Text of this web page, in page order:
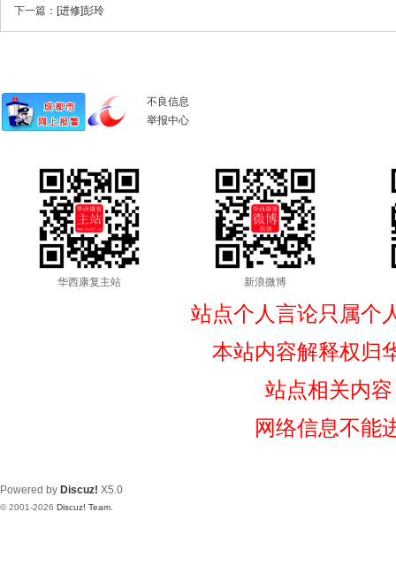
下一篇： [进修]彭玲
不良信息
举报中心
华西康复主站 新浪微博
站点个人言论只属个
本站内容解释权归
站点相关内
网络信息不能
Powered by Discuz! X5.0
© 2001-2026 Discuz! Team